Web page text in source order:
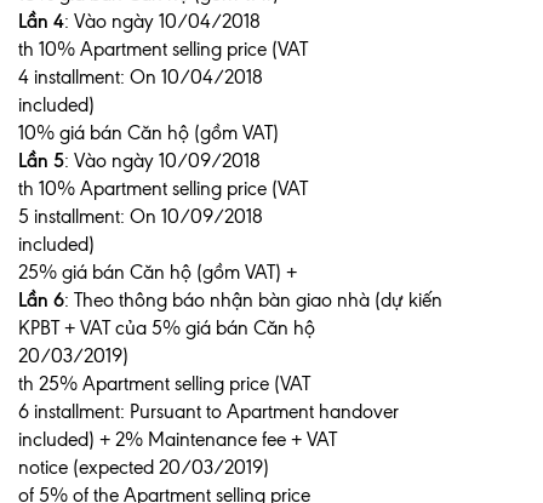
Lần 4: Vào ngày 10/04/2018
th 10% Apartment selling price (VAT
4 installment: On 10/04/2018
included)
10% giá bán Căn hộ (gồm VAT)
Lần 5: Vào ngày 10/09/2018
th 10% Apartment selling price (VAT
5 installment: On 10/09/2018
included)
25% giá bán Căn hộ (gồm VAT) +
Lần 6: Theo thông báo nhận bàn giao nhà (dự kiến
KPBT + VAT của 5% giá bán Căn hộ
20/03/2019)
th 25% Apartment selling price (VAT
6 installment: Pursuant to Apartment handover
included) + 2% Maintenance fee + VAT
notice (expected 20/03/2019)
of 5% of the Apartment selling price